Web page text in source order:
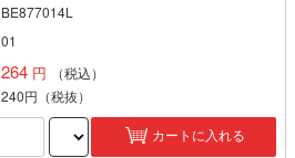
BE877014L
01
264
（税込）
240円 （税抜）
カートに入れる